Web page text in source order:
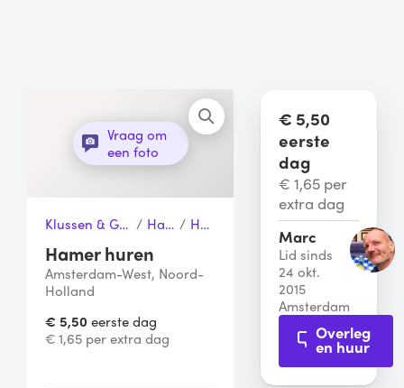
Vraag om
een foto
Klussen & Gereedschap / Hamers / Hamer
Hamer huren
Amsterdam-West, Noord-
Holland
€ 5,50 eerste dag
€ 1,65 per extra dag
€ 5,50
eerste
dag
€ 1,65 per
extra dag
Marc
Lid sinds
24 okt.
2015
Amsterdam
Overleg
en huur